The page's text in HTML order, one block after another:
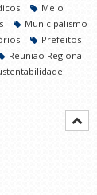
Meio
Municipalismo
Prefeitos
Reunião Regional